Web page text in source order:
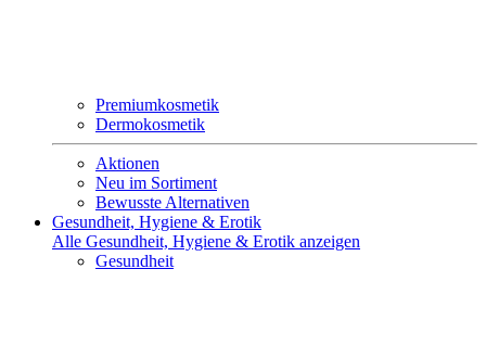
Premiumkosmetik
Dermokosmetik
Aktionen
Neu im Sortiment
Bewusste Alternativen
Gesundheit, Hygiene & Erotik
Alle Gesundheit, Hygiene & Erotik anzeigen
Gesundheit